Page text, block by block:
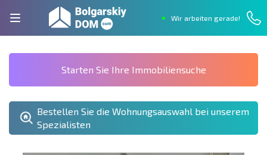
Wir arbeiten gerade!
Starten Sie Ihre Immobiliensuche
Bestellen Sie die Wohnungsauswahl bei unserem
Spezialisten